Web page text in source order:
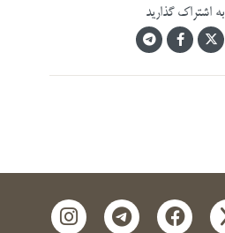
به اشتراک گذارید
facebook
telegram
instagram